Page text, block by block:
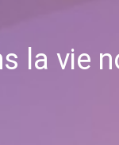
la vie